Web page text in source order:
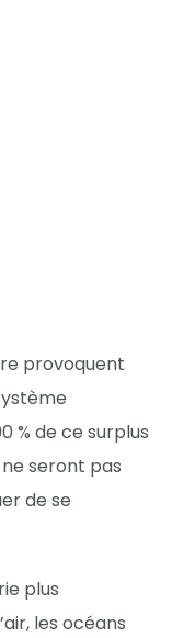
provoquent
% de ce surplus
seront pas
de se
plus
les océans